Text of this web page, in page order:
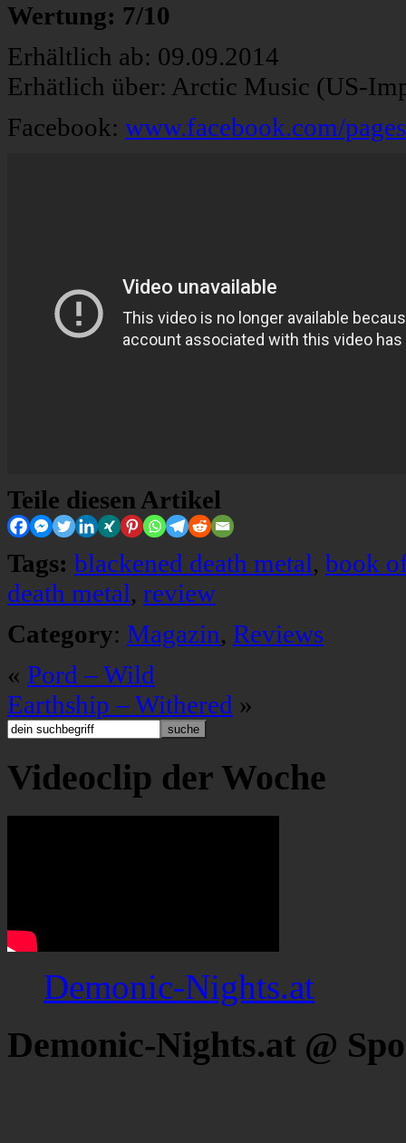
Wertung: 7/10
Erhältlich ab: 09.09.2014
Erhätlich über: Arctic Music (US-
Facebook: www.facebook.com/
Teile diesen Artikel
Tags: blackened death metal, book
death metal, review
Category: Magazin, Reviews
« Pord – Wild
Earthship – Withered »
Videoclip der Woche
Demonic-Nights.at
Demonic-Nights.at @